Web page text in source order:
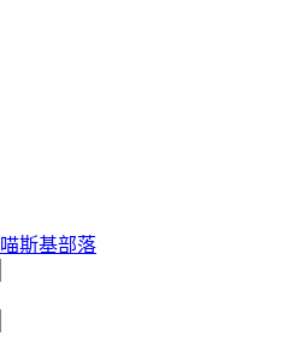
喵斯基部落